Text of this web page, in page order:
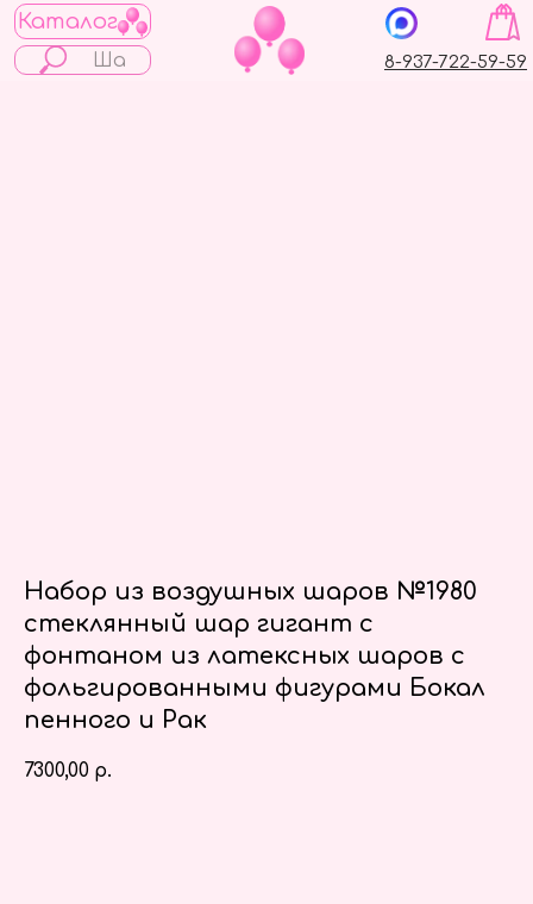
Каталог
8-937-722-59-59
Набор из воздушных шаров №1980
стеклянный шар гигант с
фонтаном из латексных шаров с
фольгированными фигурами Бокал
пенного и Рак
7300,00 р.